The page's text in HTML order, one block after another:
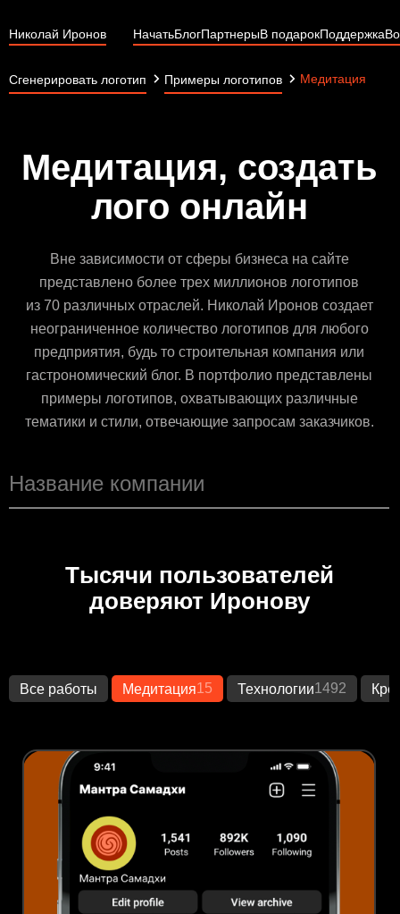
Николай Иронов НачатьБлогПартнерыВ подарокПоддержка
Сгенерировать логотип Примеры логотипов Медитация
Медитация, создать
лого онлайн
Вне зависимости от сферы бизнеса на сайте
представлено более трех миллионов логотипов
из 70 различных отраслей. Николай Иронов создает
неограниченное количество логотипов для любого
предприятия, будь то строительная компания или
гастрономический блог. В портфолио представлены
примеры логотипов, охватывающих различные
тематики и стили, отвечающие запросам заказчиков.
Тысячи пользователей
доверяют Иронову
Все работы Медитация15 Технологии1492